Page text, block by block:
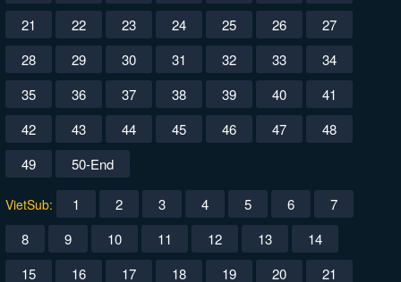
21
22 23 24 25 26
27
28
29 30 31 32 33
34
35
36 37 38 39 40
41
42
43 44 45 46 47
48
49
50-End
VietSub: 1 2 3 4 5 6
7
8
9 10 11 12 13
14
15
16 17 18 19 20 21